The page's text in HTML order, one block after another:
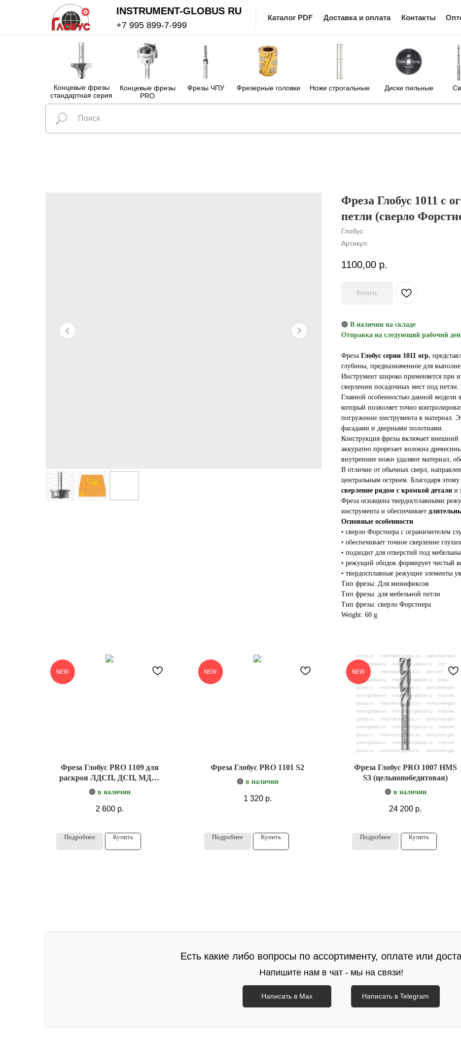
Концевые фрезы
стандартная серия
Ножи строгальные
Концевые фрезы
PRO
Фрезы ЧПУ Фрезерные головки Диски пильные
INSTRUMENT-GLOBUS RU
Каталог PDF Доставка и оплата Контакты
+7 995 899-7-999
Фреза Глобус 1011 с
петли (сверло
Глобус
Артикул:
1100,00 р.
Купить
🟢 В наличии на складе
Отправка на следующий рабочий
Фреза Глобус серии 1011 огр.
глубины, предназначенное для
Инструмент широко применяется при
сверлении посадочных мест под петли.
Главной особенностью данной модели
который позволяет точно
погружение инструмента в материал.
фасадами и дверными полотнами.
Конструкция фрезы включает
аккуратно прорезает волокна
внутренние ножи удаляют материал,
В отличие от обычных сверл,
центральным острием. Благодаря
сверление рядом с кромкой детали и
Фреза оснащена твердосплавными
инструмента и обеспечивает
Основные особенности
• сверло Форстнера с ограничителем
• обеспечивает точное сверление
• подходит для отверстий под
• режущий ободок формирует чистый
• твердосплавные режущие элементы
Тип фрезы: Для минификсов
Тип фрезы: для мебельной петли
Тип фрезы: сверло Форстнера
Weight: 60 g
NEW
Фреза Глобус PRO 1109 для
раскроя ЛДСП, ДСП, МДФ,
🟢 в наличии
2 600 р.
Подробнее Купить
NEW
Фреза Глобус PRO 1101 S2
🟢 в наличии
1 320 р.
Подробнее Купить
NEW
Фреза Глобус PRO 1007 HMS
S3 (цельнопобедитовая)
🟢 в наличии
24 200 р.
Подробнее Купить
Есть какие либо вопросы по ассортименту, оплате или
Напишите нам в чат - мы на связи!
Написать в Max Написать в Telegram